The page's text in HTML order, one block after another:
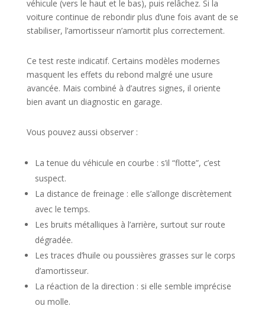
véhicule (vers le haut et le bas), puis relâchez. Si la
voiture continue de rebondir plus d’une fois avant de se
stabiliser, l’amortisseur n’amortit plus correctement.
Ce test reste indicatif. Certains modèles modernes
masquent les effets du rebond malgré une usure
avancée. Mais combiné à d’autres signes, il oriente
bien avant un diagnostic en garage.
Vous pouvez aussi observer :
La tenue du véhicule en courbe : s’il “flotte”, c’est
suspect.
La distance de freinage : elle s’allonge discrètement
avec le temps.
Les bruits métalliques à l’arrière, surtout sur route
dégradée.
Les traces d’huile ou poussières grasses sur le corps
d’amortisseur.
La réaction de la direction : si elle semble imprécise
ou molle.